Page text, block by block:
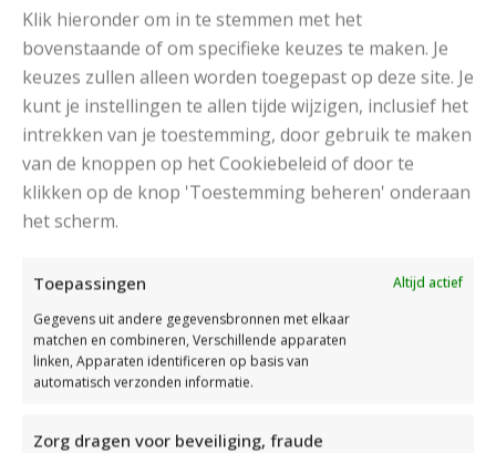
Klik hieronder om in te stemmen met het
bovenstaande of om specifieke keuzes te maken. Je
keuzes zullen alleen worden toegepast op deze site. Je
kunt je instellingen te allen tijde wijzigen, inclusief het
intrekken van je toestemming, door gebruik te maken
van de knoppen op het Cookiebeleid of door te
klikken op de knop 'Toestemming beheren' onderaan
het scherm.
Toepassingen
Altijd actief
Gegevens uit andere gegevensbronnen met elkaar
matchen en combineren, Verschillende apparaten
linken, Apparaten identificeren op basis van
automatisch verzonden informatie.
Zorg dragen voor beveiliging, fraude